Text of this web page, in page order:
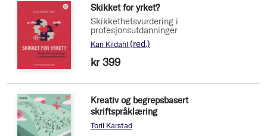
Skikket for yrket?
Skikkethetsvurdering i
profesjonsutdanninger
Kari Kildahl (red.)
kr 399
Kreativ og begrepsbasert
skriftspråklæring
Toril Karstad